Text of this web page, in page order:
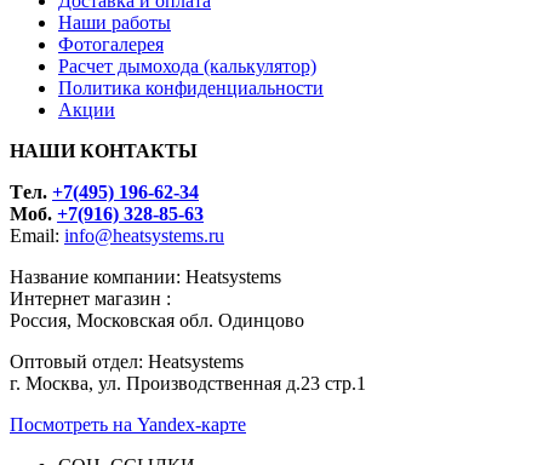
Наши работы
Фотогалерея
Расчет дымохода (калькулятор)
Политика конфиденциальности
Акции
НАШИ КОНТАКТЫ
Tел. +7(495) 196-62-34
Моб. +7(916) 328-85-63
Email: info@heatsystems.ru
Название компании: Heatsystems
Интернет магазин :
Россия, Московская обл. Одинцово
Оптовый отдел: Heatsystems
г. Москва, ул. Производственная д.23 стр.1
Посмотреть на Yandex-карте